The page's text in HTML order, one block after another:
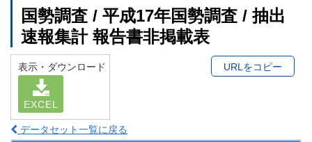
国勢調査 / 平成17年国勢調査 / 抽出
速報集計 報告書非掲載表
表示・ダウンロード
EXCEL
URLをコピー
データセット一覧に戻る